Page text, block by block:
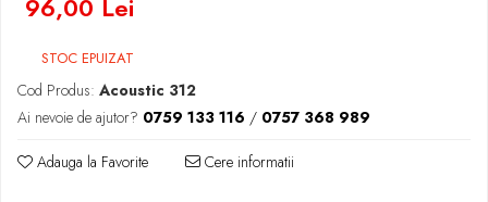
Cablu coaxial
Periferice PC
Accesorii auto
Roboti pornire
96,00 Lei
STOC EPUIZAT
Cod Produs: Acoustic 312
Ai nevoie de ajutor? 0759 133 116 / 0757 368 989
Adauga la Favorite Cere informatii